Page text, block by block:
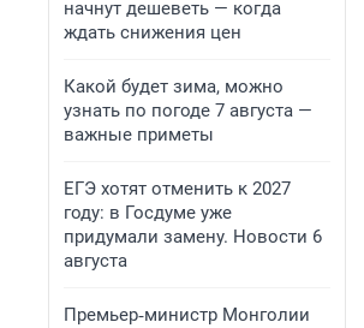
начнут дешеветь — когда
ждать снижения цен
Какой будет зима, можно
узнать по погоде 7 августа —
важные приметы
ЕГЭ хотят отменить к 2027
году: в Госдуме уже
придумали замену. Новости 6
августа
Премьер‑министр Монголии